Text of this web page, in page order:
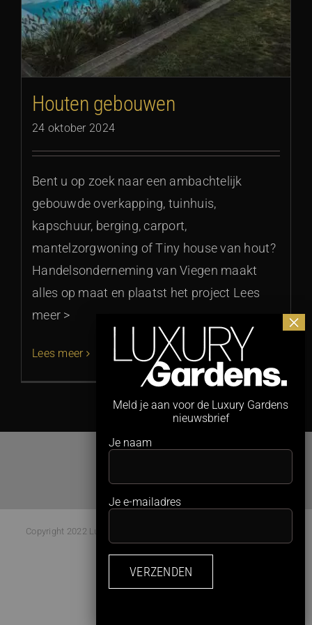
Houten gebouwen
24 oktober 2024
Bent u op zoek naar een ambachtelijk
gebouwde overkapping, tuinhuis,
kapschuur, berging, carport,
mantelzorgwoning of Tiny house van hout?
Handelsonderneming van Viegen maakt
alles op maat en plaatst het project Lees
meer >
Lees meer
Copyright 2022 Luxury Gardens Magazine | All Rights Reserved |
Facebook
Instagram
Meld je aan voor de Luxury Gardens
nieuwsbrief
Je naam
Je e-mailadres